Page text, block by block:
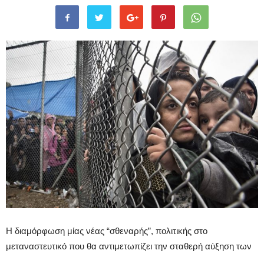
Η διαμόρφωση μίας νέας “σθεναρής”, πολιτικής στο
μεταναστευτικό που θα αντιμετωπίζει την σταθερή αύξηση των